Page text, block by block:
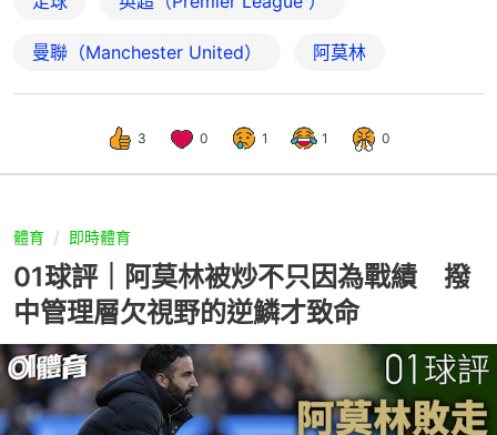
曼聯（Manchester United） 阿莫林
3 0 1 1 0
體育 即時體育
01球評｜阿莫林被炒不只因為戰績 撥
中管理層欠視野的逆鱗才致命